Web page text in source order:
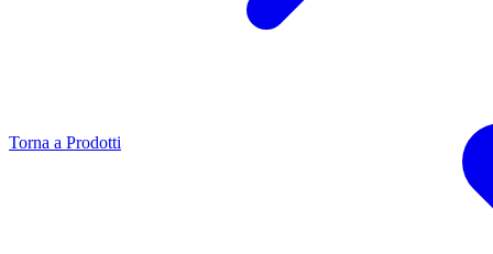
Torna a Prodotti